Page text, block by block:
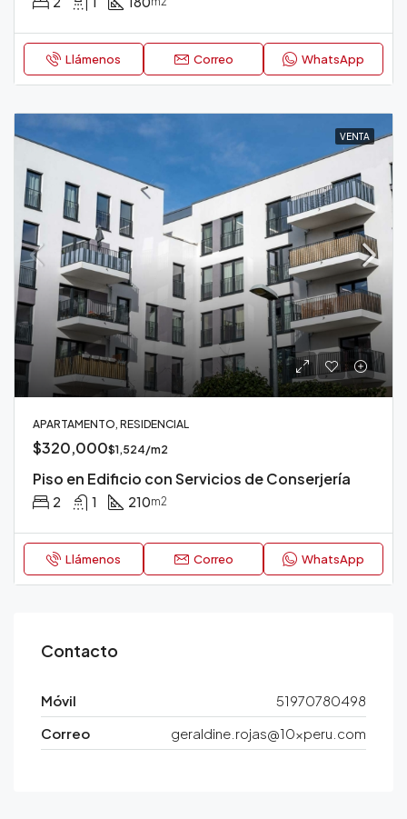
Llámenos Correo WhatsApp
VENTA
APARTAMENTO, RESIDENCIAL
$320,000$1,524/m2
Piso en Edificio con Servicios de Conserjería
2 1 210m2
Llámenos Correo WhatsApp
Contacto
Móvil
51970780498
Correo
geraldine.rojas@10xperu.com